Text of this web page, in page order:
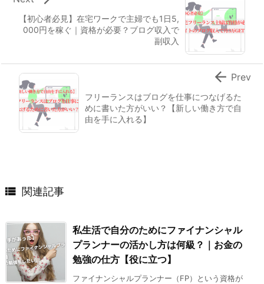
【初心者必見】在宅ワークで主婦でも1日5,
000円を稼ぐ｜資格が必要？ブログ収入で
副収入
フリーランスはブログを仕事につなげるた
めに書いた方がいい？【新しい働き方で自
由を手に入れる】
 Prev
 関連記事
私生活で自分のためにファイナンシャル
プランナーの活かし方は何級？｜お金の
勉強の仕方【役に立つ】
ファイナンシャルプランナー（FP）という資格が